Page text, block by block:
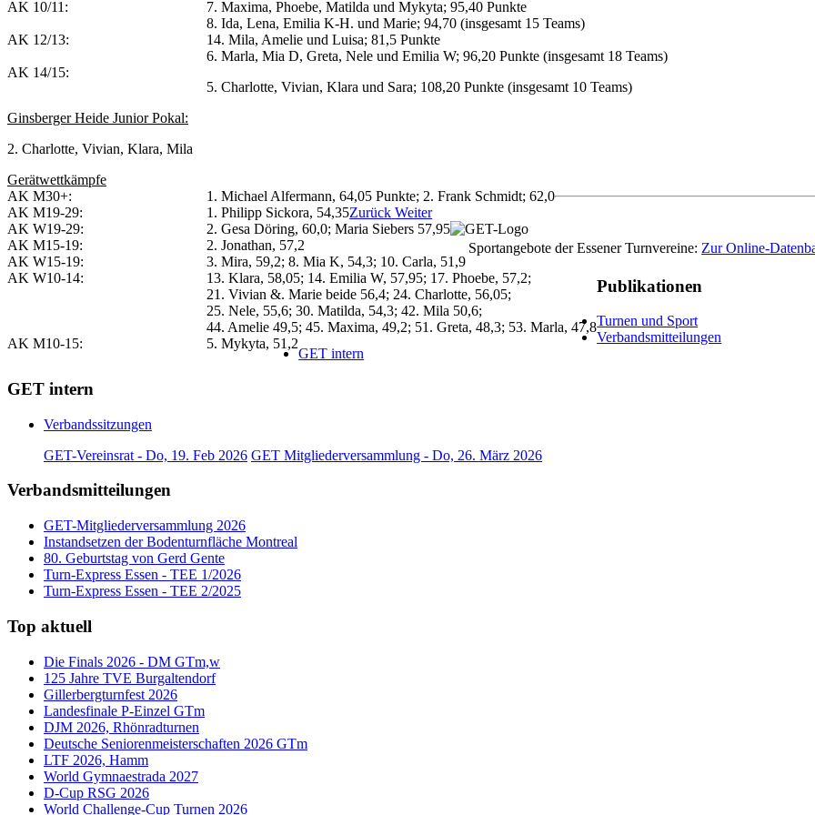
AK 10/11:
7. Maxima, Phoebe, Matilda und Mykyta; 95,40 Punkte
8. Ida, Lena, Emilia K-H. und Marie; 94,70 (insgesamt 15 Teams)
AK 12/13:
14. Mila, Amelie und Luisa; 81,5 Punkte
6. Marla, Mia D, Greta, Nele und Emilia W; 96,20 Punkte (insgesamt 18 Teams)
AK 14/15:
5. Charlotte, Vivian, Klara und Sara; 108,20 Punkte (insgesamt 10 Teams)
Ginsberger Heide Junior Pokal:
2. Charlotte, Vivian, Klara, Mila
Gerätwettkämpfe
AK M30+:
1. Michael Alfermann, 64,05 Punkte; 2. Frank Schmidt; 62,0
AK M19-29:
1. Philipp Sickora, 54,35
AK W19-29:
2. Gesa Döring, 60,0; Maria Siebers 57,95
AK M15-19:
2. Jonathan, 57,2
AK W15-19:
3. Mira, 59,2; 8. Mia K, 54,3; 10. Carla, 51,9
AK W10-14:
13. Klara, 58,05; 14. Emilia W, 57,95; 17. Phoebe, 57,2;
21. Vivian &. Marie beide 56,4; 24. Charlotte, 56,05;
25. Nele, 55,6; 30. Matilda, 54,3; 42. Mila 50,6;
44. Amelie 49,5; 45. Maxima, 49,2; 51. Greta, 48,3; 53. Marla, 47,8
AK M10-15:
5. Mykyta, 51,2
Zurück Weiter
Sportangebote der Essener Turnvereine: Zur Online-
Publikationen
Turnen und Sport
Verbandsmitteilungen
GET intern
GET intern
Verbandssitzungen
GET-Vereinsrat - Do, 19. Feb 2026 GET Mitgliederversammlung - Do, 26. März 2026
Verbandsmitteilungen
GET-Mitgliederversammlung 2026
Instandsetzen der Bodenturnfläche Montreal
80. Geburtstag von Gerd Gente
Turn-Express Essen - TEE 1/2026
Turn-Express Essen - TEE 2/2025
Top aktuell
Die Finals 2026 - DM GTm,w
125 Jahre TVE Burgaltendorf
Gillerbergturnfest 2026
Landesfinale P-Einzel GTm
DJM 2026, Rhönradturnen
Deutsche Seniorenmeisterschaften 2026 GTm
LTF 2026, Hamm
World Gymnaestrada 2027
D-Cup RSG 2026
World Challenge-Cup Turnen 2026